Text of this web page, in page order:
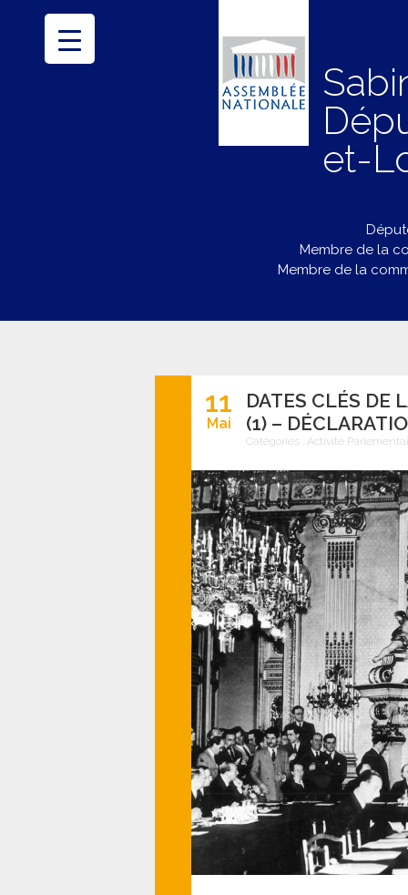
et-
Membre de la
Membre de la
11
Mai
DATES CLÉS DE
(1) –
Catégories : Activité